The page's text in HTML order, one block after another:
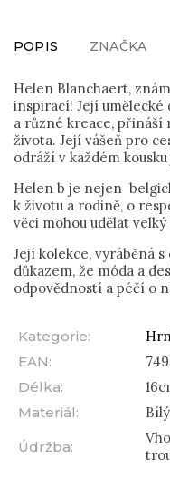
POPIS ZNAČKA
Helen Blanchaert,
inspirací! Její
a různé kreace, přináší
života. Její vášeň pro
odráží v každém
Helen b je nejen
k životu a rodině, o
věci mohou udělat
Její kolekce, vyráběná
důkazem, že móda a
odpovědností a péčí o
Kategorie:
EAN:
Délka:
Materiál:
Údržba: